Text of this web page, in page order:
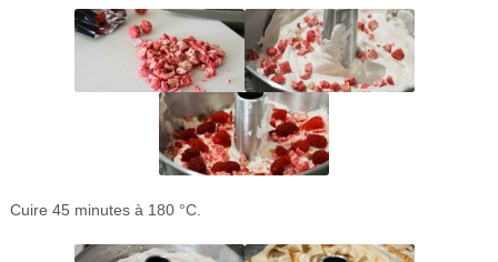
Cuire 45 minutes à 180 °C.